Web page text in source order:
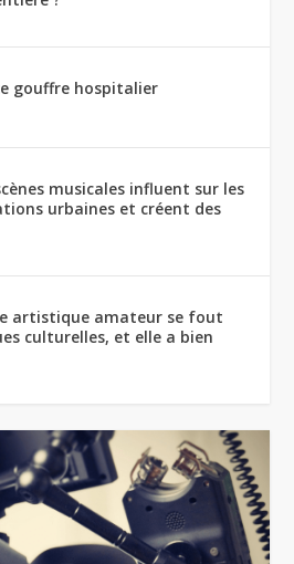
gouffre hospitalier
musicales influent sur les
urbaines et créent des
artistique amateur se fout
culturelles, et elle a bien